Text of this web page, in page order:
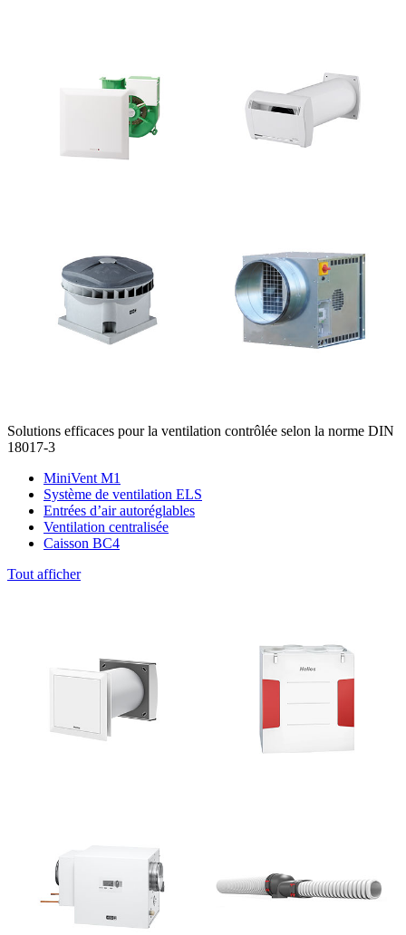
Solutions efficaces pour la ventilation contrôlée selon la norme DIN
18017-3
MiniVent M1
Système de ventilation ELS
Entrées d’air autoréglables
Ventilation centralisée
Caisson BC4
Tout afficher